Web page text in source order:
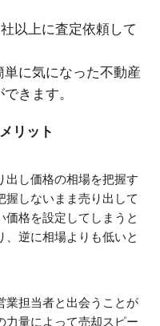
以上に査定依頼して
に気になった不動産
きます。
リット
出し価格の相場を把握す
握しないまま売り出して
価格を設定してしまうと
逆に相場よりも低いと
業担当者と出会うことが
力量によって売却スピー